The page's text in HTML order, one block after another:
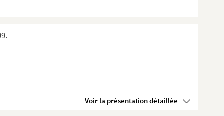
Voir la présentation détaillée